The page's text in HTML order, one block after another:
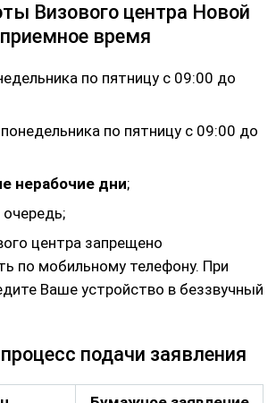
Визового центра Новой
время
по пятницу с 09:00 до
по пятницу с 09:00 до
нерабочие дни;
очередь;
центра запрещено
по мобильному телефону. При
Ваше устройство в беззвучный
подачи заявления